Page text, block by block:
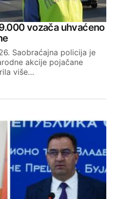
vozača uhvaćeno
Saobraćajna policija je
akcije pojačane
više…